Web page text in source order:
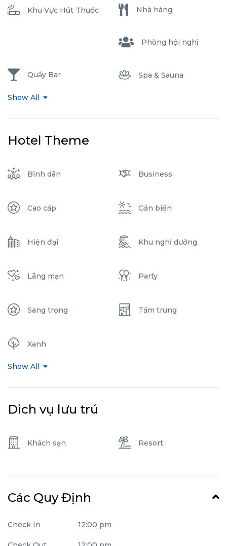
Khu Vực Hút Thuốc Nhà hàng
Phòng hội nghị
Quầy Bar Spa & Sauna
Show All
Hotel Theme
Bình dân Business
Cao cấp Gần biển
Hiện đại Khu nghỉ dưỡng
Lãng mạn Party
Sang trọng Tầm trung
Xanh
Show All
Dich vụ lưu trú
Khách sạn Resort
Các Quy Định
Check In 12:00 pm